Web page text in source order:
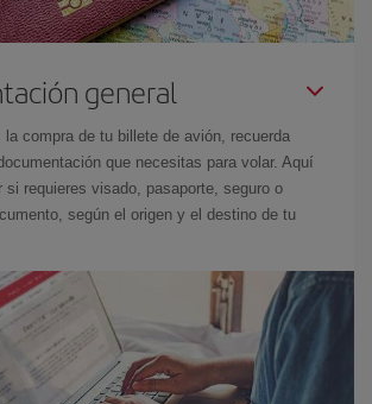
general
la compra de tu billete de avión, recuerda
que necesitas para volar. Aquí
si requieres visado, pasaporte, seguro o
según el origen y el destino de tu